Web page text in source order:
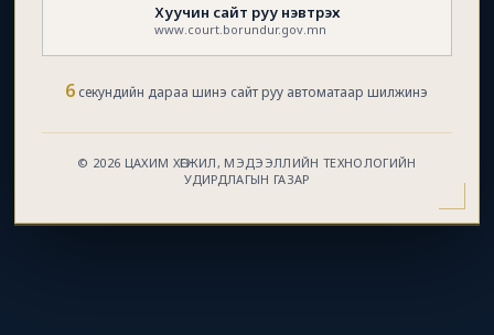
Хуучин сайт руу нэвтрэх
www.court.borundur.gov.mn
6 секундийн дараа шинэ сайт руу автоматаар шилжинэ
© 2026 ЦАХИМ ХӨГЖИЛ, МЭДЭЭЛЛИЙН ТЕХНОЛОГИЙН
УДИРДЛАГЫН ГАЗАР